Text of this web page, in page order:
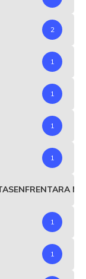
2
1
1
1
1
1
1